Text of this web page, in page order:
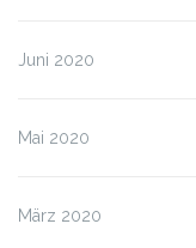
Juni 2020
Mai 2020
März 2020